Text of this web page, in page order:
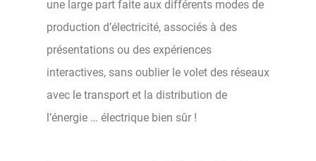
une large part faite aux différents modes de
production d’électricité, associés à des
présentations ou des expériences
interactives, sans oublier le volet des réseaux
avec le transport et la distribution de
l’énergie … électrique bien sûr !